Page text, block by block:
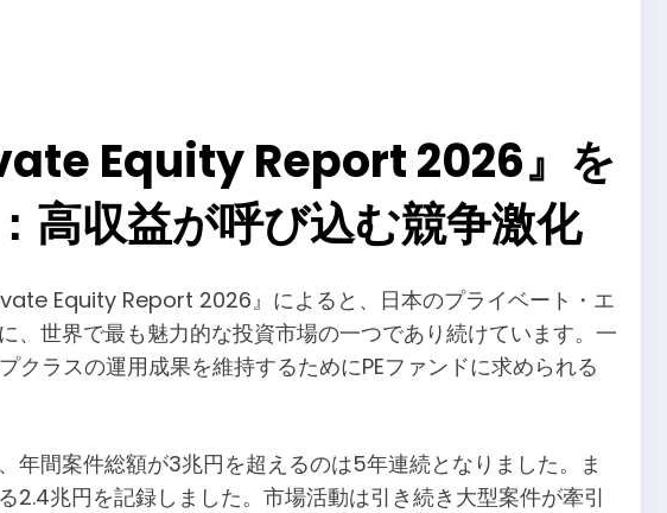
Equity Report 2026』を
収益が呼び込む競争激化
Equity Report 2026』によると、日本のプライベート・エ
世界で最も魅力的な投資市場の一つであり続けています。一
ラスの運用成果を維持するためにPEファンドに求められる
間案件総額が3兆円を超えるのは5年連続となりました。ま
兆円を記録しました。市場活動は引き続き大型案件が牽引